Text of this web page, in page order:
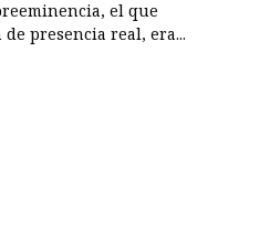
el que
presencia real, era...